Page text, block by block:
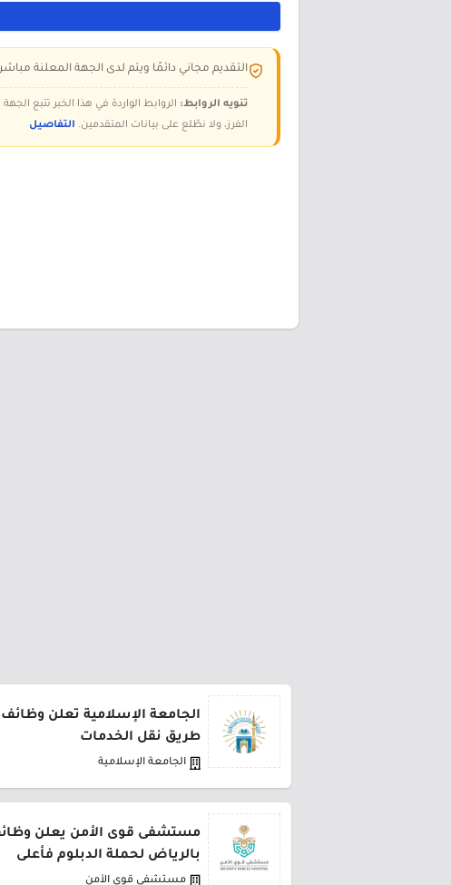
التقديم مجاني دائمًا ويتم لدى الجهة المعلنة
تنويه الروابط: الروابط الواردة في هذا الخبر تتبع
الفرز، ولا نطّلع على بيانات المتقدمين. التفاصيل
الجامعة الإسلامية تعلن
طريق نقل الخدمات
الجامعة الإسلامية
مستشفى قوى الأمن يعلن
بالرياض لحملة الدبلوم فأعلى
مستشفى قوى الأمن